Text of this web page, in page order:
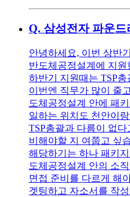
Q. 삼성전자 파운드
안녕하세요, 이번 상반
반도체공정설계에 지
하반기 지원때는 TSP
이번엔 직무가 많이 줄
도체공정설계 안에 패
일하는 위치도 천안이
TSP총괄과 다름이 없
비해야할 지 여쭙고 싶
해당하기는 하나 패키
도체공정설계 안의 소
면접 준비를 다르게 해
겟팅하고 자소서를 작